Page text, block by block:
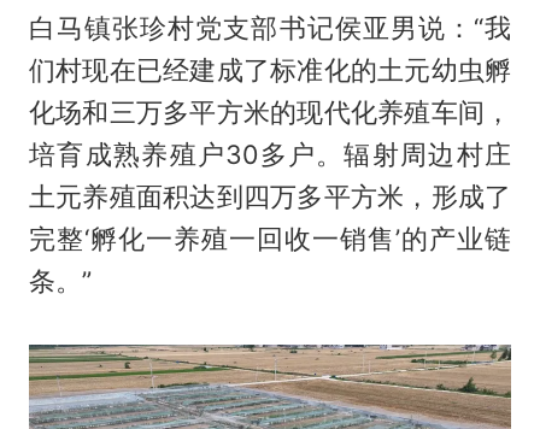
白马镇张珍村党支部书记侯亚男说：“我
们村现在已经建成了标准化的土元幼虫孵
化场和三万多平方米的现代化养殖车间，
培育成熟养殖户30多户。辐射周边村庄
土元养殖面积达到四万多平方米，形成了
完整‘孵化一养殖一回收一销售’的产业链
条。”